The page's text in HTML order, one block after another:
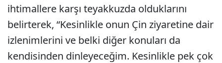
ihtimallere karşı teyakkuzda olduklarını
belirterek, “Kesinlikle onun Çin ziyaretine dair
izlenimlerini ve belki diğer konuları da
kendisinden dinleyeceğim. Kesinlikle pek çok